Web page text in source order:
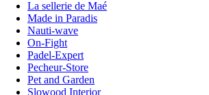
La sellerie de Maé
Made in Paradis
Nauti-wave
On-Fight
Padel-Expert
Pecheur-Store
Pet and Garden
Slowood Interior